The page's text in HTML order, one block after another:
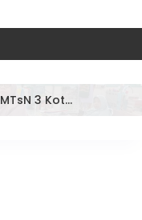
Dua Setengah Tahun Penuh Kesan, MTsN 3 Kota Padang Lepas Pengawas Pembina Dra. Nayusminar Nasrun